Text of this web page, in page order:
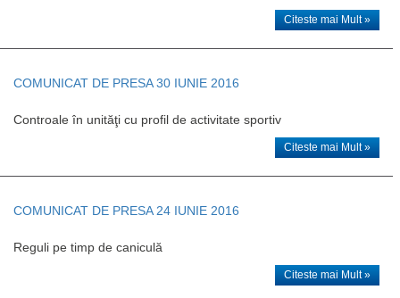
Citeste mai Mult »
COMUNICAT DE PRESA 30 IUNIE 2016
Controale în unităţi cu profil de activitate sportiv
Citeste mai Mult »
COMUNICAT DE PRESA 24 IUNIE 2016
Reguli pe timp de caniculă
Citeste mai Mult »